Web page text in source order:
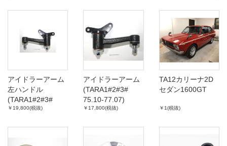
アイドラーアーム
左ハンドル
(TARA1#2#3#
75.10-77.07)
￥19,800(税抜)
アイドラーアーム
(TARA1#2#3#
75.10-77.07)
￥17,800(税抜)
TA12カリーナ2D
セダン1600GT
￥1(税抜)